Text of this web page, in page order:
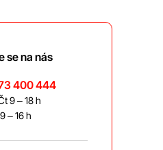
se na nás
400 444
9 – 18 h
– 16 h